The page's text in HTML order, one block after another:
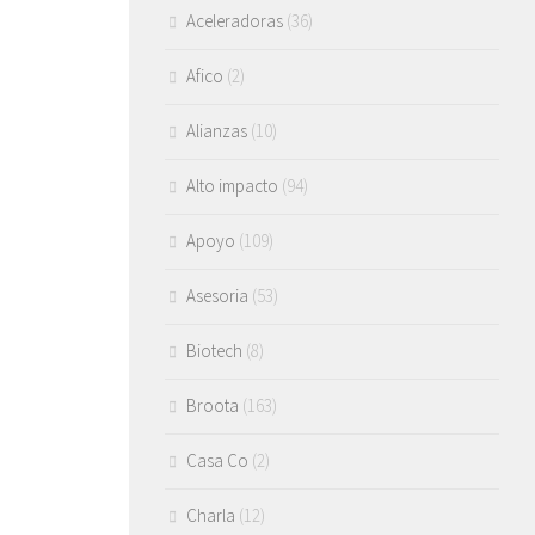
Aceleradoras (36)
Afico (2)
Alianzas (10)
Alto impacto (94)
Apoyo (109)
Asesoria (53)
Biotech (8)
Broota (163)
Casa Co (2)
Charla (12)